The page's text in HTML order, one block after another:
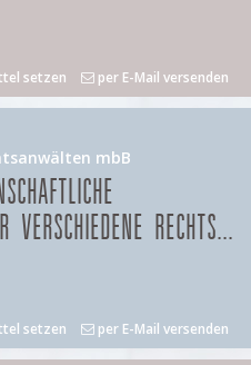
setzen per E-Mail versenden
mbB
RECHTS...
setzen per E-Mail versenden